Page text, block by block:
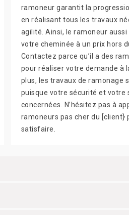
ramoneur garantit la
en réalisant tous les travaux
agilité. Ainsi, le ramoneur aussi
votre cheminée à un prix hors
Contactez parce qu’il a des
pour réaliser votre demande à
plus, les travaux de ramonage
puisque votre sécurité et votre
concernées. N’hésitez pas à
ramoneurs pas cher du [client}
satisfaire.